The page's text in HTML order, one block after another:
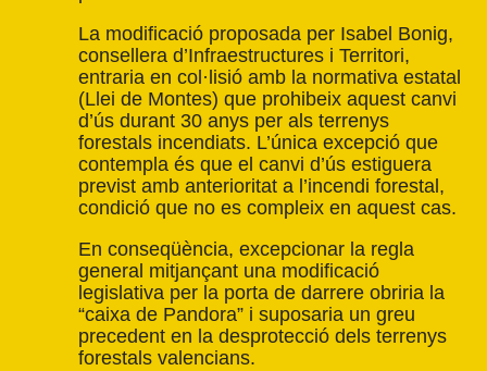
La modificació proposada per Isabel Bonig,
consellera d’Infraestructures i Territori,
entraria en col·lisió amb la normativa estatal
(Llei de Montes) que prohibeix aquest canvi
d’ús durant 30 anys per als terrenys
forestals incendiats. L’única excepció que
contempla és que el canvi d’ús estiguera
previst amb anterioritat a l’incendi forestal,
condició que no es compleix en aquest cas.
En conseqüència, excepcionar la regla
general mitjançant una modificació
legislativa per la porta de darrere obriria la
“caixa de Pandora” i suposaria un greu
precedent en la desprotecció dels terrenys
forestals valencians.